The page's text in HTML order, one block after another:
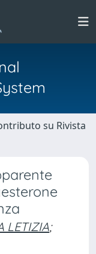
su Rivista
LETIZIA;